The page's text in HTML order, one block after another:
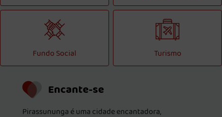
Fundo Social Turismo
Encante-se
Pirassununga é uma cidade encantadora,